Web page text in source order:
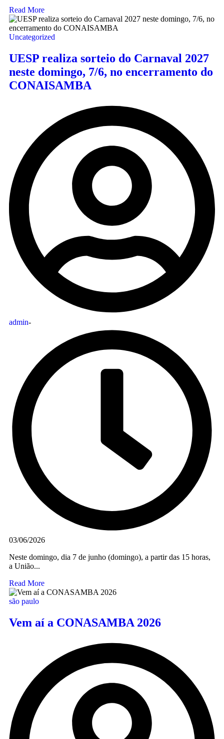
Read More
Uncategorized
UESP realiza sorteio do Carnaval 2027
neste domingo, 7/6, no encerramento do
CONAISAMBA
admin-
03/06/2026
Neste domingo, dia 7 de junho (domingo), a partir das 15 horas,
a União...
Read More
são paulo
Vem aí a CONASAMBA 2026